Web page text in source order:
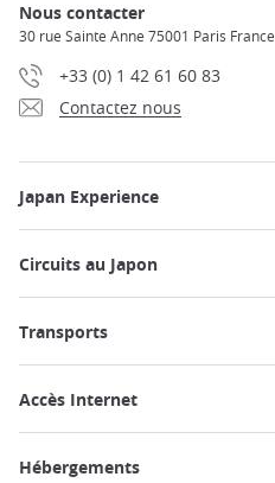
Nous contacter
30 rue Sainte Anne 75001 Paris France
+33 (0) 1 42 61 60 83
Contactez nous
Japan Experience
Circuits au Japon
Transports
Accès Internet
Hébergements